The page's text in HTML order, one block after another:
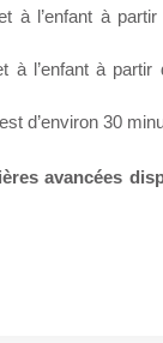
à l’enfant à
à l’enfant à
d’environ 30
avancées